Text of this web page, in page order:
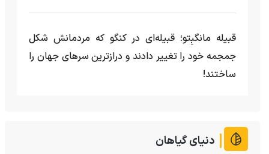
قبیله مانگبِتو؛ قبیله‌ای در کنگو که مردمانش شکل
جمجمه خود را تغییر دادند و درازترین سرهای جهان را
ساختند!
دنیای گیاهان